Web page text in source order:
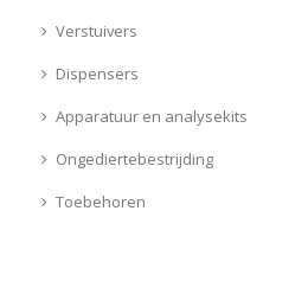
Verstuivers
Dispensers
Apparatuur en analysekits
Ongediertebestrijding
Toebehoren